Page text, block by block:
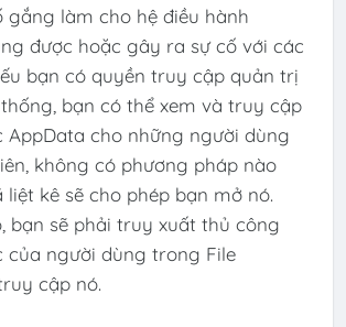
gắng làm cho hệ điều hành
được hoặc gây ra sự cố với các
bạn có quyền truy cập quản trị
bạn có thể xem và truy cập
AppData cho những người dùng
không có phương pháp nào
kê sẽ cho phép bạn mở nó.
bạn sẽ phải truy xuất thủ công
của người dùng trong File
cập nó.